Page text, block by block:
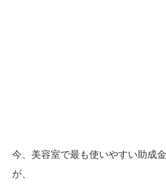
今、美容室で最も使いやすい助成
が、